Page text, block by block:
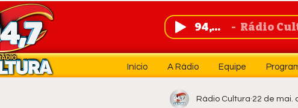
94,7 FM Rádio Cultura
Início A Rádio Equipe
Rádio Cultura 22 de mai.